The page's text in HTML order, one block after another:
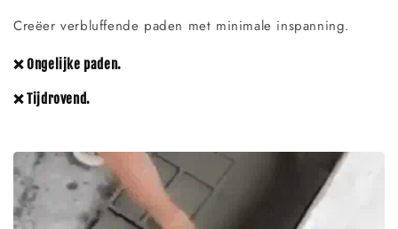
Creëer verbluffende paden met minimale inspanning.
❌ Ongelijke paden.
❌ Tijdrovend.